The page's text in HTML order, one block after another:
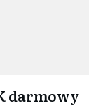
darmowy